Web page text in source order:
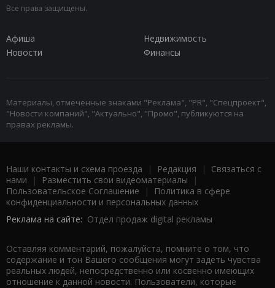
Все права защищены.
Афиша
Недвижимость
Новости
Финансы
Материалы, отмеченные знаками "Реклама", "PR", "Спецпроект",
"Новости компаний", "Актуально", "Промо", публикуются на
правах рекламы.
Наши контакты и схема проезда | Редакция | Связаться с
нами | Разместить свои видеоматериалы |
Пользовательское Соглашение |
Политика в сфере
конфиденциальности и персональных данных
Реклама на сайте: Отдел продаж digital рекламы
Оставляя комментарий, пожалуйста, помните о том, что
содержание и тон Вашего сообщения могут задеть чувства
реальных людей, непосредственно или косвенно имеющих
отношение к данной новости. Пользователи, которые